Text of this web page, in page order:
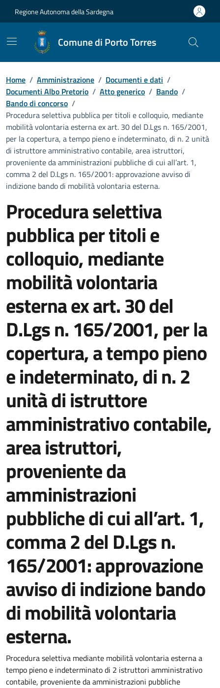
Regione Autonoma della Sardegna
Comune di Porto Torres
Home / Amministrazione / Documenti e dati /
Documenti Albo Pretorio / Atto generico / Bando /
Bando di concorso /
Procedura selettiva pubblica per titoli e colloquio, mediante
mobilità volontaria esterna ex art. 30 del D.Lgs n. 165/2001,
per la copertura, a tempo pieno e indeterminato, di n. 2 unità
di istruttore amministrativo contabile, area istruttori,
proveniente da amministrazioni pubbliche di cui all’art. 1,
comma 2 del D.Lgs n. 165/2001: approvazione avviso di
indizione bando di mobilità volontaria esterna.
Procedura selettiva
pubblica per titoli e
colloquio, mediante
mobilità volontaria
esterna ex art. 30 del
D.Lgs n. 165/2001, per la
copertura, a tempo pieno
e indeterminato, di n. 2
unità di istruttore
amministrativo contabile,
area istruttori,
proveniente da
amministrazioni
pubbliche di cui all’art. 1,
comma 2 del D.Lgs n.
165/2001: approvazione
avviso di indizione bando
di mobilità volontaria
esterna.
Dettaglio del documento
Procedura selettiva mediante mobilità volontaria esterna a
tempo pieno e indeterminato di 2 istruttori amministrativo
contabile, proveniente da amministrazioni pubbliche